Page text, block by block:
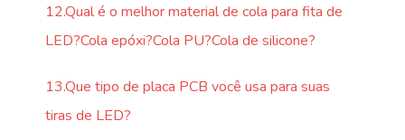
12.Qual é o melhor material de cola para fita de
LED?Cola epóxi?Cola PU?Cola de silicone?
13.Que tipo de placa PCB você usa para suas
tiras de LED?